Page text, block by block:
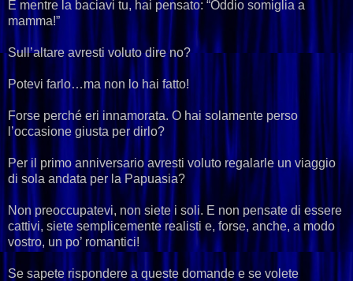
E mentre la baciavi tu, hai pensato: “Oddio somiglia a
mamma!”
Sull’altare avresti voluto dire no?
Potevi farlo…ma non lo hai fatto!
Forse perché eri innamorata. O hai solamente perso
l’occasione giusta per dirlo?
Per il primo anniversario avresti voluto regalarle un viaggio
di sola andata per la Papuasia?
Non preoccupatevi, non siete i soli. E non pensate di essere
cattivi, siete semplicemente realisti e, forse, anche, a modo
vostro, un po’ romantici!
Se sapete rispondere a queste domande e se volete